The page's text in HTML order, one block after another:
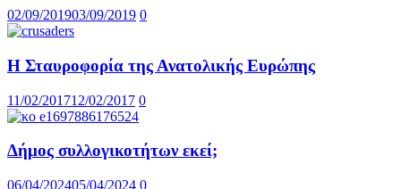
02/09/201903/09/2019 0
Η Σταυροφορία της Ανατολικής Ευρώπης
11/02/201712/02/2017 0
Δήμος συλλογικοτήτων εκεί;
06/04/202405/04/2024 0